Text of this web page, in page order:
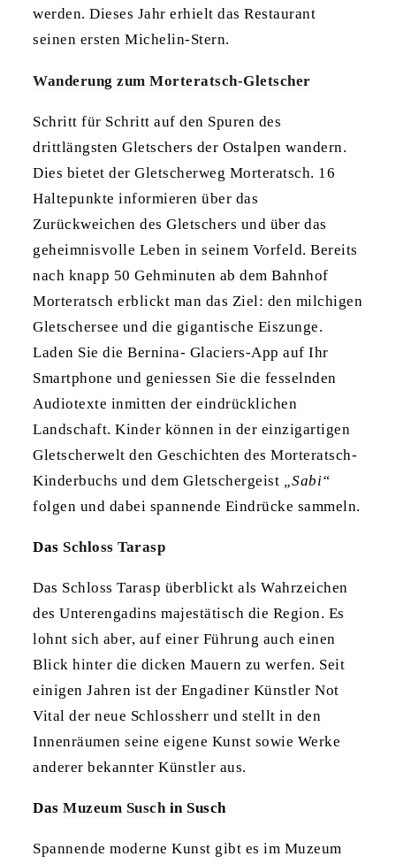
werden. Dieses Jahr erhielt das Restaurant
seinen ersten Michelin-Stern.
Wanderung zum Morteratsch-Gletscher
Schritt für Schritt auf den Spuren des
drittlängsten Gletschers der Ostalpen wandern.
Dies bietet der Gletscherweg Morteratsch. 16
Haltepunkte informieren über das
Zurückweichen des Gletschers und über das
geheimnisvolle Leben in seinem Vorfeld. Bereits
nach knapp 50 Gehminuten ab dem Bahnhof
Morteratsch erblickt man das Ziel: den milchigen
Gletschersee und die gigantische Eiszunge.
Laden Sie die Bernina- Glaciers-App auf Ihr
Smartphone und geniessen Sie die fesselnden
Audiotexte inmitten der eindrücklichen
Landschaft. Kinder können in der einzigartigen
Gletscherwelt den Geschichten des Morteratsch-
Kinderbuchs und dem Gletschergeist
„Sabi“
folgen und dabei spannende Eindrücke sammeln.
Das Schloss Tarasp
Das Schloss Tarasp überblickt als Wahrzeichen
des Unterengadins majestätisch die Region. Es
lohnt sich aber, auf einer Führung auch einen
Blick hinter die dicken Mauern zu werfen. Seit
einigen Jahren ist der Engadiner Künstler Not
Vital der neue Schlossherr und stellt in den
Innenräumen seine eigene Kunst sowie Werke
anderer bekannter Künstler aus.
DasMuzeum Suschin Susch
Spannende moderne Kunst gibt es im Muzeum